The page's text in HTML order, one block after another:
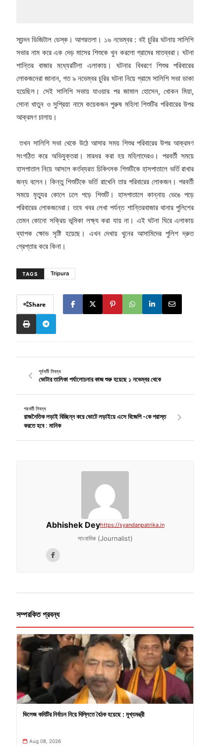
স্যন্দন ডিজিটাল ডেস্ক। আগরতলা। ১৬ নভেম্বর : বই চুরির ঘটনায় সালিশি
সভার নাম করে এক দেড় মাসের শিশুকে খুন করলো গ্রামের মাতব্বরা। ঘটনা
শান্তির বাজার মধ্যেরটিলা এলাকায়। ঘটনার বিবরণে শিশুর পরিবারের
লোকজনেরা জানান, গত ৯ নভেম্বর চুরির ঘটনা নিয়ে গ্রামে সালিশি সভা ডাকা
হয়েছিল। সেই সালিশি সভায় যাওয়ার পর জামাল হোসেন, খোকন মিয়া,
সোনা খাতুন ও সুপ্রিয়া নামে কয়েকজন পুরুষ মহিলা শিশুটির পরিবারের উপর
আক্রমণ চালায়।
তখন সালিশি সভা থেকে উঠে আসার সময় শিশুর পরিবারের উপর আক্রমণ
সংগঠিত করে অভিযুক্তরা। মারধর করা হয় মহিলাদেরও। পরবর্তী সময়ে
হাসপাতাল নিয়ে আসলে কর্তব্যরত চিকিৎসক শিশুটিকে হাসপাতালে ভর্তি রাখার
জন্য বলেন। কিন্তু শিশুটিকে ভর্তি রাখেনি তার পরিবারের লোকজন। পরবর্তী
সময়ে মৃত্যুর কোলে ঢলে পড়ে শিশুটি। হাসপাতালে কান্নায় ভেঙে পড়ে
পরিবারের লোকজনেরা। তবে খবর লেখা পর্যন্ত শান্তিরবাজার থানার পুলিশের
তেমন কোনো সক্রিয় ভূমিকা লক্ষ্য করা যায় না। এই ঘটনা ঘিরে এলাকায়
ব্যাপক ক্ষোভ সৃষ্টি হয়েছে। এখন দেখায় খুনের আসামিদের পুলিশ দ্রুত
গ্রেপ্তার করে কিনা।
TAGS Tripura
Share
পূর্ববর্তী নিবন্ধ
ভোটার তালিকা পর্যালোচনার কাজ শুরু হয়েছে ১ নভেম্বর থেকে
পরবর্তী নিবন্ধ
রাজনৈতিক লড়াই বিচ্ছিন্ন করে ভোটে লড়াইয়ে এসে বিজেপি -কে পরাস্ত
করতে হবে : মানিক
Abhishek Deyhttps://syandanpatrika.in
সাংবাদিক (Journalist)
সম্পরকিত প্রবন্ধ
ভিলেজ কমিটির নির্বাচন নিয়ে দিল্লিতে বৈঠক হয়েছে : মুখ্যমন্ত্রী
Aug 08, 2026